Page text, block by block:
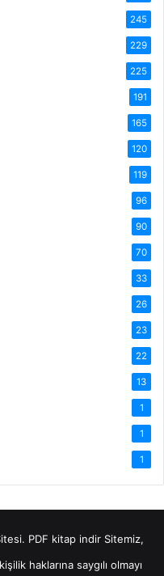
245
229
225
191
165
120
119
96
90
70
33
26
23
22
13
1
1
1
PDF kitap indirSitemiz,
haklarına saygılı olmayı